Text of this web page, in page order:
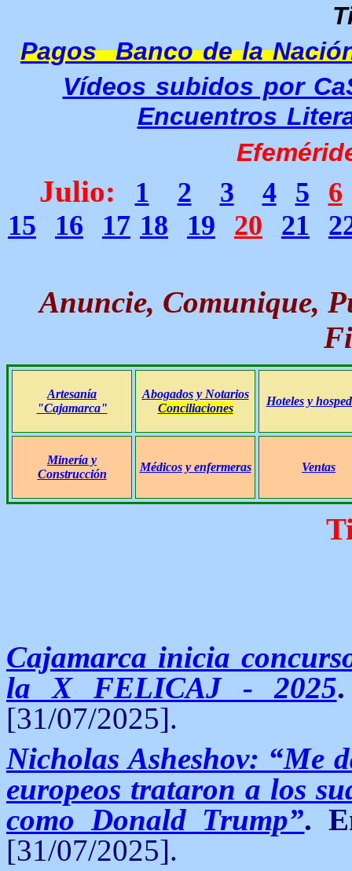
Pagos Banco de la
Vídeos subidos por
Encuentros
Julio: 1 2 3 4 5
6
15
16 17 18 19 20 21
Anuncie, Comunique,
Artesanía
"Cajamarca"
Abogados y Notarios
Conciliaciones
Hoteles y
Minería y
Construcción
Médicos y enfermeras Ventas
Cajamarca inicia
la X FELICAJ - 2025
[31/07/2025].
Nicholas Asheshov: “Me
europeos trataron a los
como Donald Trump”.
[31/07/2025].